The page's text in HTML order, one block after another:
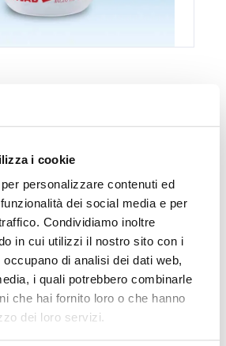
i cookie
personalizzare contenuti ed
dei social media e per
Condividiamo inoltre
in cui utilizzi il nostro sito con i
di analisi dei dati web,
i quali potrebbero combinarle
che hai fornito loro o che hanno
dei loro servizi.
67695B
ns.uffici
B, tolleranze secondo DIN EN ISO